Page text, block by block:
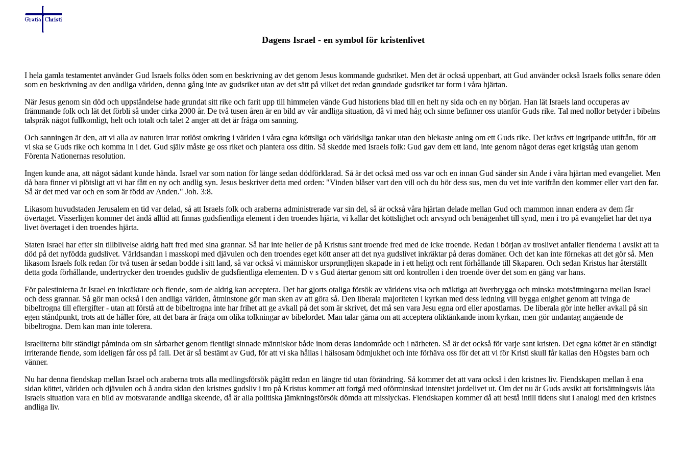
Dagens Israel - en symbol för kristenlivet
I hela gamla testamentet använder Gud Israels folks öden som en beskrivning av det genom Jesus kommande gudsriket. Men det är också uppenbart, att Gud använder också Israels folks senare öden
som en beskrivning av den andliga världen, denna gång inte av gudsriket utan av det sätt på vilket det redan grundade gudsriket tar form i våra hjärtan.
När Jesus genom sin död och uppståndelse hade grundat sitt rike och farit upp till himmelen vände Gud historiens blad till en helt ny sida och en ny början. Han lät Israels land occuperas av
främmande folk och lät det förbli så under cirka 2000 år. De två tusen åren är en bild av vår andliga situation, då vi med håg och sinne befinner oss utanför Guds rike. Tal med nollor betyder i bibelns
talspråk något fullkomligt, helt och totalt och talet 2 anger att det är fråga om sanning.
Och sanningen är den, att vi alla av naturen irrar rotlöst omkring i världen i våra egna köttsliga och världsliga tankar utan den blekaste aning om ett Guds rike. Det krävs ett ingripande utifrån, för att
vi ska se Guds rike och komma in i det. Gud själv måste ge oss riket och plantera oss ditin. Så skedde med Israels folk: Gud gav dem ett land, inte genom något deras eget krigståg utan genom
Förenta Nationernas resolution.
Ingen kunde ana, att något sådant kunde hända. Israel var som nation för länge sedan dödförklarad. Så är det också med oss var och en innan Gud sänder sin Ande i våra hjärtan med evangeliet. Men
då bara finner vi plötsligt att vi har fått en ny och andlig syn. Jesus beskriver detta med orden: "Vinden blåser vart den vill och du hör dess sus, men du vet inte varifrån den kommer eller vart den far.
Så är det med var och en som är född av Anden." Joh. 3:8.
Likasom huvudstaden Jerusalem en tid var delad, så att Israels folk och araberna administrerade var sin del, så är också våra hjärtan delade mellan Gud och mammon innan endera av dem får
övertaget. Visserligen kommer det ändå alltid att finnas gudsfientliga element i den troendes hjärta, vi kallar det köttslighet och arvsynd och benägenhet till synd, men i tro på evangeliet har det nya
livet övertaget i den troendes hjärta.
Staten Israel har efter sin tillblivelse aldrig haft fred med sina grannar. Så har inte heller de på Kristus sant troende fred med de icke troende. Redan i början av troslivet anfaller fienderna i avsikt att ta
död på det nyfödda gudslivet. Världsandan i masskopi med djävulen och den troendes eget kött anser att det nya gudslivet inkräktar på deras domäner. Och det kan inte förnekas att det gör så. Men
likasom Israels folk redan för två tusen år sedan bodde i sitt land, så var också vi människor ursprungligen skapade in i ett heligt och rent förhållande till Skaparen. Och sedan Kristus har återställt
detta goda förhållande, undertrycker den troendes gudsliv de gudsfientliga elementen. D v s Gud återtar genom sitt ord kontrollen i den troende över det som en gång var hans.
För palestinierna är Israel en inkräktare och fiende, som de aldrig kan acceptera. Det har gjorts otaliga försök av världens visa och mäktiga att överbrygga och minska motsättningarna mellan Israel
och dess grannar. Så gör man också i den andliga världen, åtminstone gör man sken av att göra så. Den liberala majoriteten i kyrkan med dess ledning vill bygga enighet genom att tvinga de
bibeltrogna till eftergifter - utan att förstå att de bibeltrogna inte har frihet att ge avkall på det som är skrivet, det må sen vara Jesu egna ord eller apostlarnas. De liberala gör inte heller avkall på sin
egen ståndpunkt, trots att de håller före, att det bara är fråga om olika tolkningar av bibelordet. Man talar gärna om att acceptera oliktänkande inom kyrkan, men gör undantag angående de
bibeltrogna. Dem kan man inte tolerera.
Israeliterna blir ständigt påminda om sin sårbarhet genom fientligt sinnade människor både inom deras landområde och i närheten. Så är det också för varje sant kristen. Det egna köttet är en ständigt
irriterande fiende, som ideligen får oss på fall. Det är så bestämt av Gud, för att vi ska hållas i hälsosam ödmjukhet och inte förhäva oss för det att vi för Kristi skull får kallas den Högstes barn och
vänner.
Nu har denna fiendskap mellan Israel och araberna trots alla medlingsförsök pågått redan en längre tid utan förändring. Så kommer det att vara också i den kristnes liv. Fiendskapen mellan å ena
sidan köttet, världen och djävulen och å andra sidan den kristnes gudsliv i tro på Kristus kommer att fortgå med oförminskad intensitet jordelivet ut. Om det nu är Guds avsikt att fortsättningsvis låta
Israels situation vara en bild av motsvarande andliga skeende, då är alla politiska jämkningsförsök dömda att misslyckas. Fiendskapen kommer då att bestå intill tidens slut i analogi med den kristnes
andliga liv.